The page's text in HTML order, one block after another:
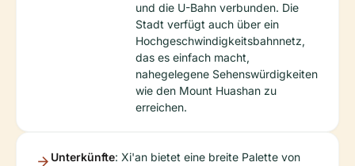
und die U-Bahn verbunden. Die
Stadt verfügt auch über ein
Hochgeschwindigkeitsbahnnetz,
das es einfach macht,
nahegelegene Sehenswürdigkeiten
wie den Mount Huashan zu
erreichen.
Unterkünfte: Xi'an bietet eine breite Palette von